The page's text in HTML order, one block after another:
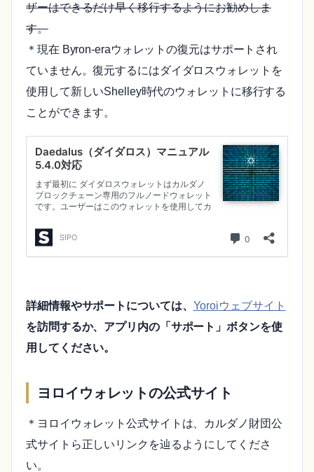
ザーはできるだけ早く移行するようにお勧めしま
す。
＊現在 Byron-eraウォレットの復元はサポートされ
ていません。復元するにはダイダロスウォレットを
使用して新しいShelley時代のウォレットに移行する
ことができます。
詳細情報やサポートについては、 Yoroiウェブサイト
を訪問するか、アプリ内の「サポート」ボタンを使
用してください。
ヨロイウォレットの公式サイト
＊ヨロイウォレット公式サイトは、カルダノ財団公
式サイトら正しいリンクを辿るようにしてくださ
い。